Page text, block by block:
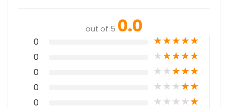
0.0
out of 5
★
★
★
★
★
0
★
★
★
★
★
0
★
★
★
★
★
0
★
★
★
★
★
0
★
★
★
★
★
0